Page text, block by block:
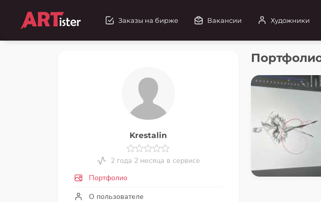
Заказы на бирже Вакансии Художники
Krestalin
2 года 2 месяца в сервисе
Портфолио
О пользователе